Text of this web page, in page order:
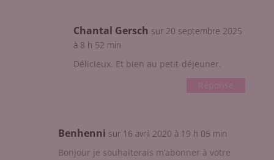
Chantal Gersch sur 20 septembre 2025
à 8 h 52 min
Délicieux. Et bien au petit-déjeuner.
Réponse
Benhenni sur 16 avril 2020 à 19 h 05 min
Bonjour je souhaiterais m’abonner à votre